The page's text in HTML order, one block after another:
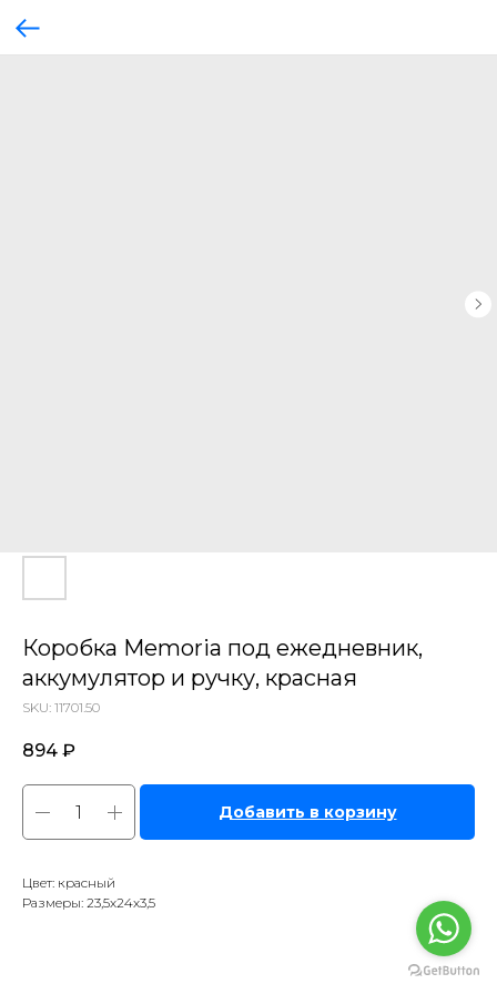
Коробка Memoria под ежедневник,
аккумулятор и ручку, красная
SKU: 11701.50
894 ₽
Добавить в корзину
Цвет: красный
Размеры: 23,5х24х3,5